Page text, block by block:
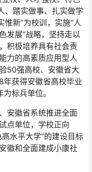
、踏实做事、扎实做学
惟新”为校训，实施“人
发展”战略，坚持走以
积极培养具有社会责
力的高素质应用型人
50强高校、安徽省大
年获得安徽省高校毕业
标兵单位。
安徽省系统推进全面
点单位，学校正向
水平大学”的建设目标
徽和全面建成小康社